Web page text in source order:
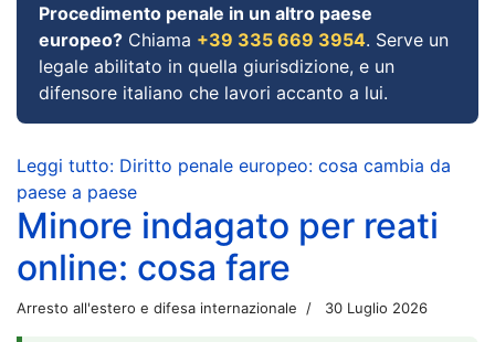
Procedimento penale in un altro paese
europeo? Chiama +39 335 669 3954. Serve un
legale abilitato in quella giurisdizione, e un
difensore italiano che lavori accanto a lui.
Leggi tutto: Diritto penale europeo: cosa cambia da
paese a paese
Minore indagato per reati
online: cosa fare
Arresto all'estero e difesa internazionale 30 Luglio 2026